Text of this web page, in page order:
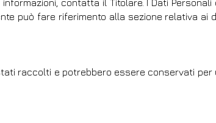
contatta il Titolare. I Dati Personali
può fare riferimento alla sezione relativa ai
raccolti e potrebbero essere conservati per